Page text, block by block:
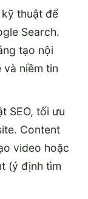
thuật để
Search.
tạo nội
và niềm tin
SEO, tối ưu
Content
video hoặc
(ý định tìm